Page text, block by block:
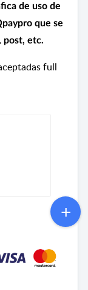
de uso de
que se
post, etc.
full